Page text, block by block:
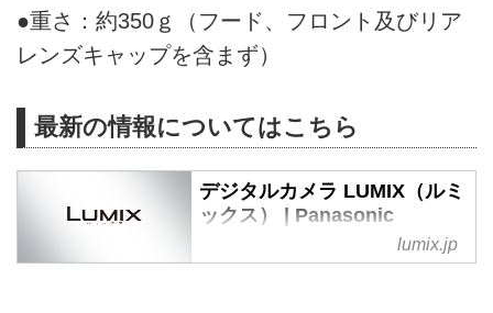
●重さ：約350ｇ（フード、フロント及びリア
レンズキャップを含まず）
最新の情報についてはこちら
デジタルカメラ LUMIX（ルミ
ックス） | Panasonic
パナソニックのデジタルカメラ
lumix.jp